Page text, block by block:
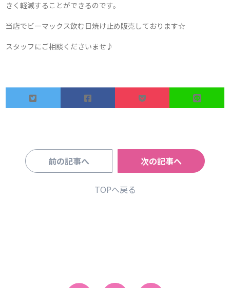
きく軽減することができるのです。
当店でビーマックス飲む日焼け止め販売しております☆
スタッフにご相談くださいませ♪
前の記事へ 次の記事へ
TOPへ戻る